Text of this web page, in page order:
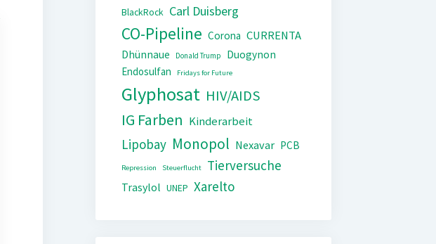
BlackRock Carl Duisberg
CO-Pipeline Corona CURRENTA
Dhünnaue Donald Trump
Duogynon
Endosulfan
Fridays for Future
Glyphosat HIV/AIDS
IG Farben Kinderarbeit
Lipobay Monopol Nexavar PCB
Repression Steuerflucht Tierversuche
Trasylol UNEP Xarelto